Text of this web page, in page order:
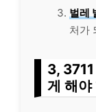
벌레
처가
3,
게 해야